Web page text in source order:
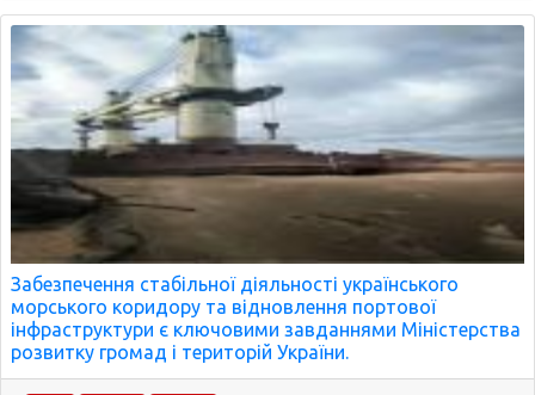
Забезпечення стабільної діяльності українського
морського коридору та відновлення портової
інфраструктури є ключовими завданнями Міністерства
розвитку громад і територій України.